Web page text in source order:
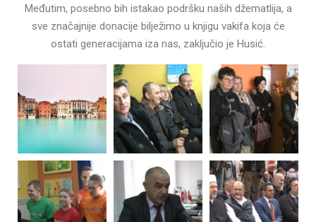
Međutim, posebno bih istakao podršku naših džematlija, a
sve značajnije donacije bilježimo u knjigu vakifa koja će
ostati generacijama iza nas, zaključio je Husić.